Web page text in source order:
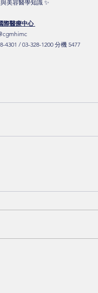
美容醫學知識 ✨
際醫療中心
4301 / 03-328-1200 分機 5477